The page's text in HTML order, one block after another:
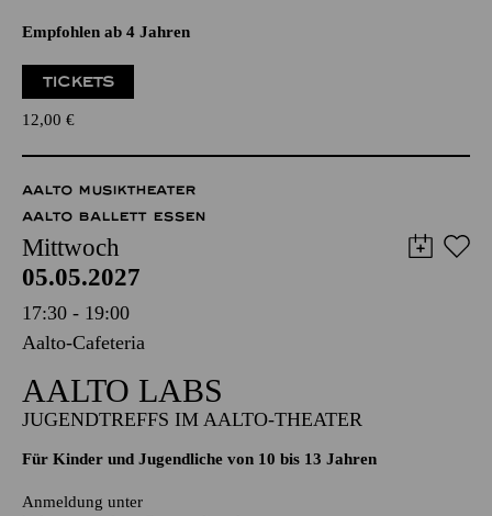
SO ODER SO ODER SO
EINE FABELHAFTE REVUE
Empfohlen ab 4 Jahren
12,00€
AALTO MUSIKTHEATER
AALTO BALLETT ESSEN
Mittwoch
05.05.2027
17:30 - 19:00
Aalto-Cafeteria
AALTO LABS